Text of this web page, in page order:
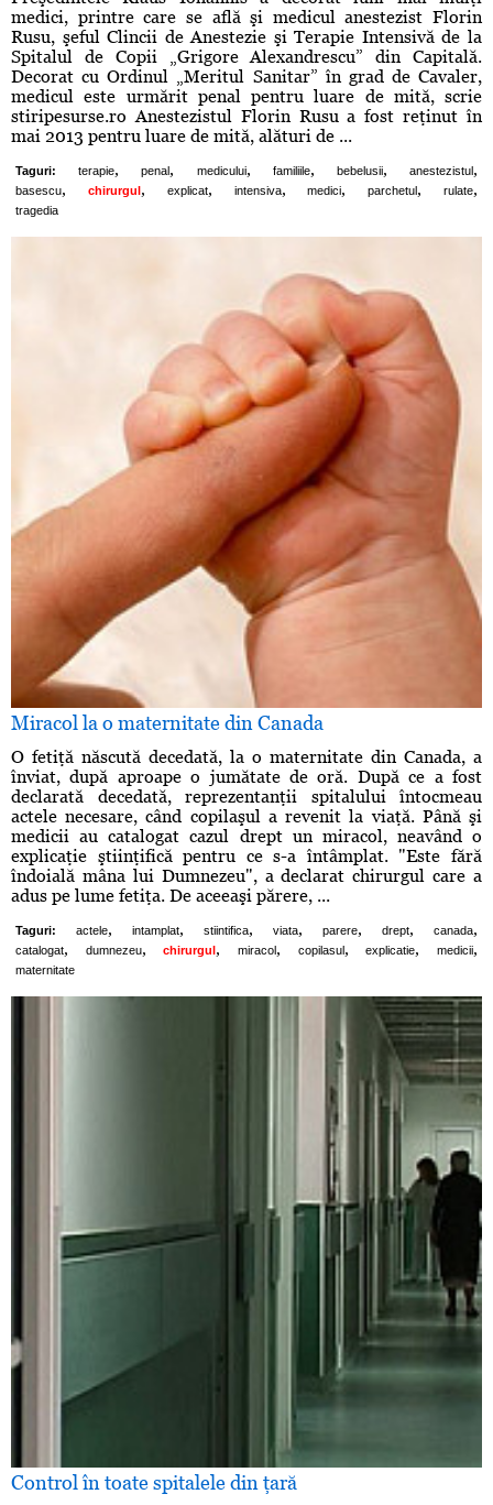
medici, printre care se află şi medicul anestezist Florin
Rusu, şeful Clincii de Anestezie şi Terapie Intensivă de la
Spitalul de Copii „Grigore Alexandrescu” din Capitală.
Decorat cu Ordinul „Meritul Sanitar” în grad de Cavaler,
medicul este urmărit penal pentru luare de mită, scrie
stiripesurse.ro Anestezistul Florin Rusu a fost reţinut în
mai 2013 pentru luare de mită, alături de ...
Taguri: terapie, penal, medicului, familiile, bebelusii, anestezistul,
basescu, chirurgul, explicat, intensiva, medici, parchetul, rulate,
tragedia
Miracol la o maternitate din Canada
O fetiţă născută decedată, la o maternitate din Canada, a
înviat, după aproape o jumătate de oră. După ce a fost
declarată decedată, reprezentanţii spitalului întocmeau
actele necesare, când copilaşul a revenit la viaţă. Până şi
medicii au catalogat cazul drept un miracol, neavând o
explicaţie ştiinţifică pentru ce s-a întâmplat. "Este fără
îndoială mâna lui Dumnezeu", a declarat chirurgul care a
adus pe lume fetiţa. De aceeaşi părere, ...
Taguri: actele, intamplat, stiintifica, viata, parere, drept, canada,
catalogat, dumnezeu, chirurgul, miracol, copilasul, explicatie, medicii,
maternitate
Control în toate spitalele din ţară